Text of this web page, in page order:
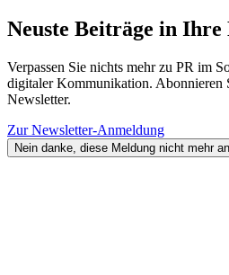
Neuste Beiträge in
Verpassen Sie nichts mehr zu PR im
digitaler Kommunikation. Abonnieren
Newsletter.
Zur Newsletter-Anmeldung
Nein danke, diese Meldung nicht mehr